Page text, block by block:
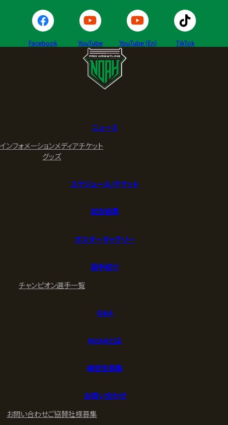
Facebook YouTube YouTube (En) TikTok
ニュース
インフォメーションメディアチケット
グッズ
スケジュール/チケット
試合結果
ポスターギャラリー
選手紹介
チャンピオン選手一覧
Q&A
NOAHとは
練習生募集
お問い合わせ
お問い合わせご協賛社様募集